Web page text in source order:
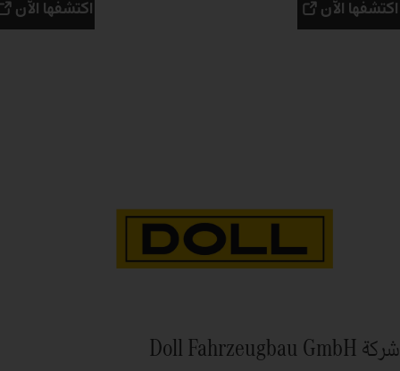
اكتشفها الآن اكتشفها الآن
شركة Doll Fahrzeugbau GmbH